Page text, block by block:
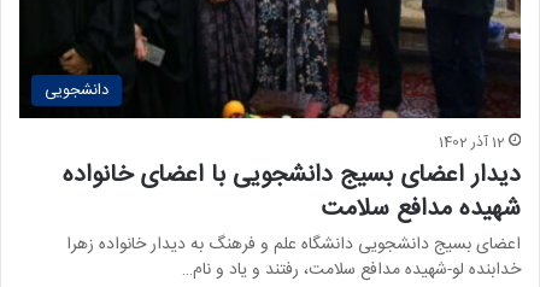
دانشجویی
12 آذر 1402
دیدار اعضای بسیج دانشجویی با اعضای خانواده
شهیده مدافع سلامت
اعضای بسیج دانشجویی دانشگاه علم و فرهنگ به دیدار خانواده زهرا
خدابنده لو-شهیده مدافع سلامت، رفتند و یاد و نام…